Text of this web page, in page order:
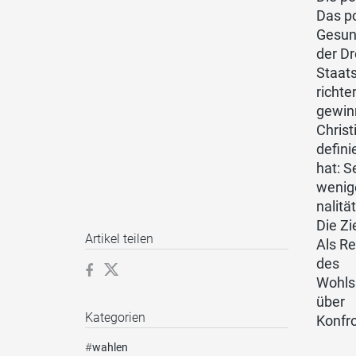
Das
der
hat:
Die
Als
des
über
Artikel teilen
Kategorien
#wahlen